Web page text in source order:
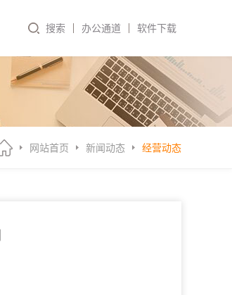
搜索 办公通道 软件下载
网站首页 新闻动态 经营动态